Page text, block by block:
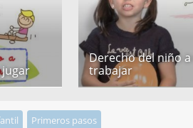
Derecho del niño
trabajar
Primeros pasos